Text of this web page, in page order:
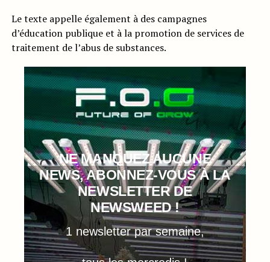
Le texte appelle également à des campagnes
d’éducation publique et à la promotion de services de
traitement de l’abus de substances.
NE MANQUEZ AUCUNE
NEWS, ABONNEZ-VOUS À LA
NEWSLETTER DE
NEWSWEED !
1 newsletter par semaine,